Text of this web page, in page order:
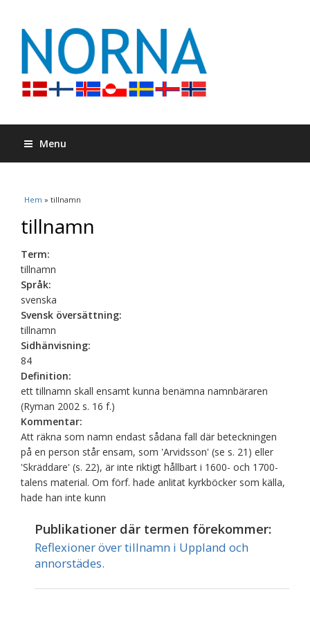
Menu
Du är här
Hem » tillnamn
tillnamn
Term:
tillnamn
Språk:
svenska
Svensk översättning:
tillnamn
Sidhänvisning:
84
Definition:
ett tillnamn skall ensamt kunna benämna namnbäraren
(Ryman 2002 s. 16 f.)
Kommentar:
Att räkna som namn endast sådana fall där beteckningen
på en person står ensam, som 'Arvidsson' (se s. 21) eller
'Skräddare' (s. 22), är inte riktigt hållbart i 1600- och 1700-
talens material. Om förf. hade anlitat kyrkböcker som källa,
hade han inte kunn
Publikationer där termen förekommer:
Reflexioner över tillnamn i Uppland och
annorstädes.